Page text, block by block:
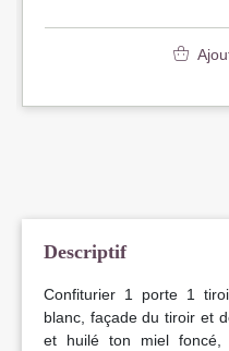
Descriptif
Confiturier 1 porte 1
blanc, façade du tiroir et
et huilé ton miel